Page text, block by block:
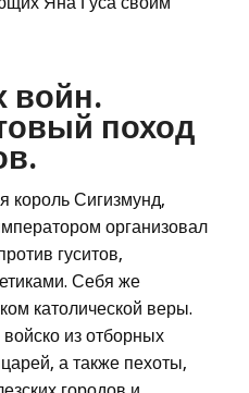
войн.
поход
король Сигизмунд,
организовал
гуситов,
Себя же
католической веры.
из отборных
а также пехоты,